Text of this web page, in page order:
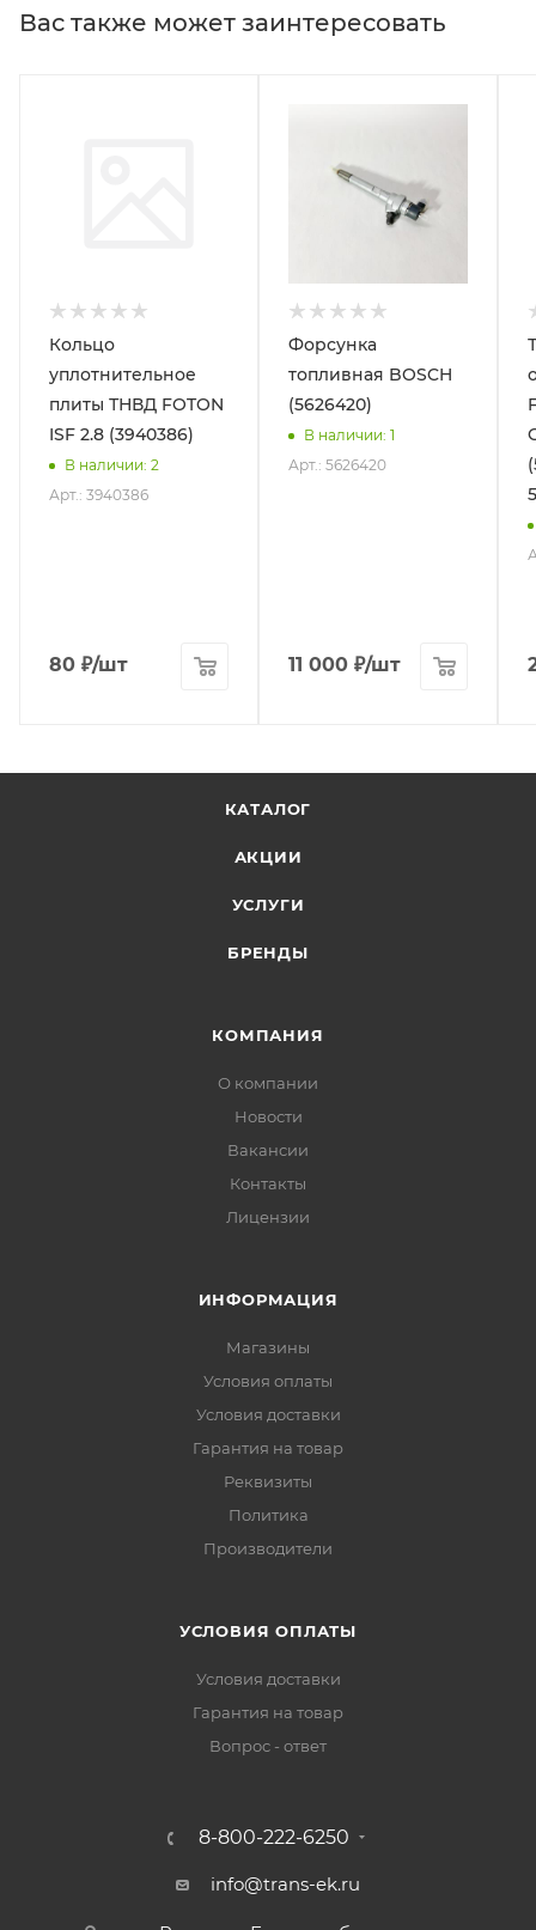
Вас также может заинтересовать
Кольцо
уплотнительное
плиты ТНВД FOTON
ISF 2.8 (3940386)
В наличии: 2
Арт.: 3940386
80 ₽/шт
Форсунка
топливная BOSCH
(5626420)
В наличии: 1
Арт.: 5626420
11 000 ₽/шт
КАТАЛОГ
АКЦИИ
УСЛУГИ
БРЕНДЫ
КОМПАНИЯ
О компании
Новости
Вакансии
Контакты
Лицензии
ИНФОРМАЦИЯ
Магазины
Условия оплаты
Условия доставки
Гарантия на товар
Реквизиты
Политика
Производители
УСЛОВИЯ ОПЛАТЫ
Условия доставки
Гарантия на товар
Вопрос - ответ
8-800-222-6250
info@trans-ek.ru